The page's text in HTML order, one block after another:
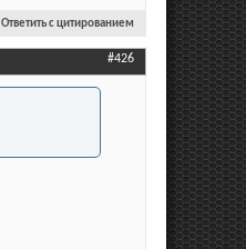
Ответить с цитированием
#426